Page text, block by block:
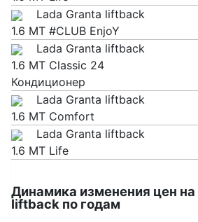
Lada Granta liftback
1.6 MT #CLUB EnjoY
Lada Granta liftback
1.6 MT Classic 24
Кондиционер
Lada Granta liftback
1.6 MT Comfort
Lada Granta liftback
1.6 MT Life
Динамика изменения цен на
liftback по годам